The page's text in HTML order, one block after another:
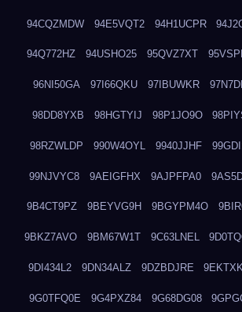
94CQZMDW 94E5VQT2 94H1UCPR
94Q772HZ 94USHO25 95QVZ7XT
96NI50GA 97I66QKU 97IBUWKR
98DD8YXB 98HGTYIJ 98P1JO9O
98RZWLDP 990W4OYL 9940JJHF
99NJVYC8 9AEIGFHX 9AJPFPA0
9B4CT9PZ 9BEYVG9H 9BGYPM4O
9BKZ7AVO 9BM67W1T 9C63LNEL
9DI434L2 9DN34ALZ 9DZBDJRE
9G0TFQ0E 9G4PXZ84 9G68DG08